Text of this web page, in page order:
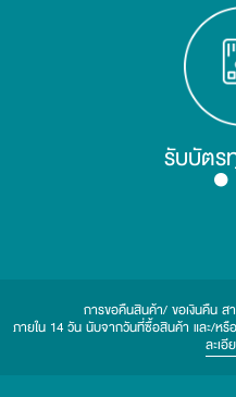
รับบัตร
การขอคืนสินค้า/ ขอเงินคืน ส
ภายใน 14 วัน นับจากวันที่ซื้อสินค้า และ/หรื
ละเอี